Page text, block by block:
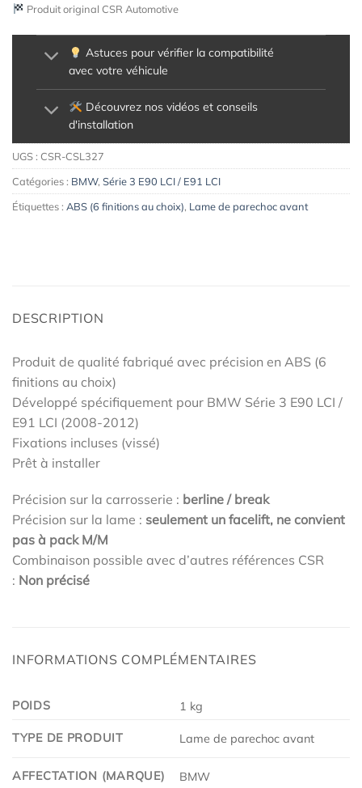
Produit original CSR Automotive
Astuces pour vérifier la compatibilité
avec votre véhicule
Découvrez nos vidéos et conseils
d'installation
UGS : CSR-CSL327
Catégories : BMW, Série 3 E90 LCI / E91 LCI
Étiquettes : ABS (6 finitions au choix), Lame de parechoc avant
DESCRIPTION
Produit de qualité fabriqué avec précision en ABS (6
finitions au choix)
Développé spécifiquement pour BMW Série 3 E90 LCI /
E91 LCI (2008-2012)
Fixations incluses (vissé)
Prêt à installer
Précision sur la carrosserie : berline / break
Précision sur la lame : seulement un facelift, ne convient
pas à pack M/M
Combinaison possible avec d’autres références CSR
: Non précisé
INFORMATIONS COMPLÉMENTAIRES
POIDS 1 kg
TYPE DE PRODUIT Lame de parechoc avant
AFFECTATION (MARQUE) BMW